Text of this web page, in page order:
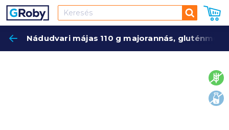
Keresés
Nádudvari májas 110 g majorannás,